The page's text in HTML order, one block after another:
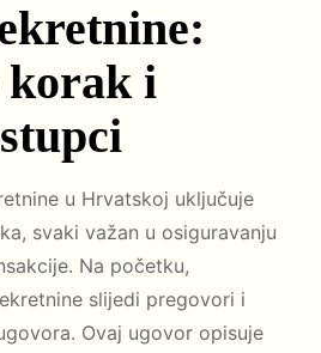
i
u Hrvatskoj uključuje
svaki važan u osiguravanju
Na početku,
slijedi pregovori i
Ovaj ugovor opisuje